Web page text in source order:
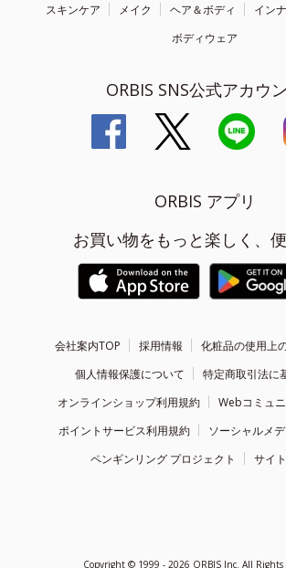
スキンケア メイク ヘア＆ボディ
イン
ボディウェア
ORBIS SNS公式アカウ
ORBIS アプリ
お買い物をもっと楽しく、便
会社案内TOP 採用情報
化粧品の使用上
個人情報保護について
特定商取引法に
オンラインショップ利用規約
Webコミュ
ポイントサービス利用規約
ソーシャルメ
ペンギンリング プロジェクト
サイ
Copyright © 1999 - 2026 ORBIS Inc. All Rights